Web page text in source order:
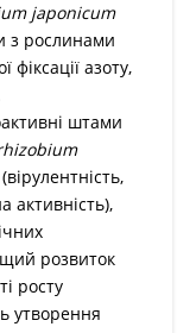
japonicum
з рослинами
фіксації азоту,
штами
активність),
розвиток
росту
утворення